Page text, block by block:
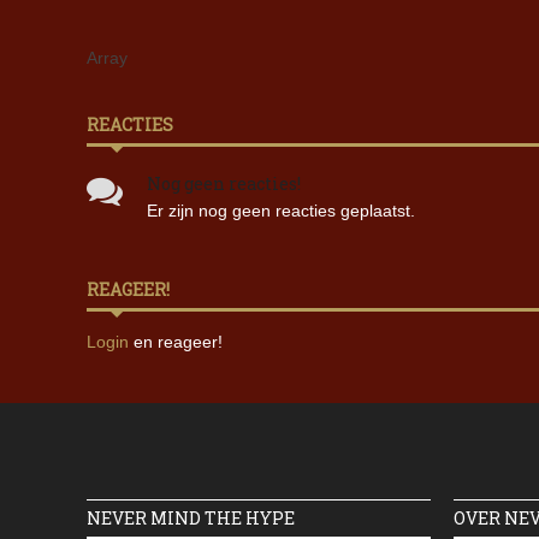
Array
REACTIES
Nog geen reacties!
Er zijn nog geen reacties geplaatst.
REAGEER!
Login en reageer!
NEVER MIND THE HYPE OVER